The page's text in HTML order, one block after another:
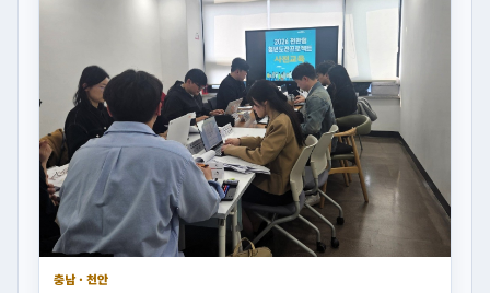
충남 · 천안